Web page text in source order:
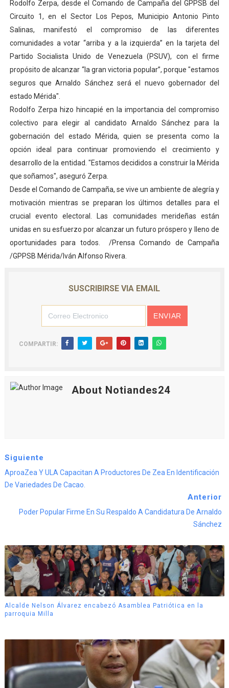
Dictan MasterClass en el marco del Encuentro LAGO
Campo Elías avanza con plan de asfaltado
Encuentro estadal fortalece la coordinación de
Gobernador Arnaldo Sánchez apadrina a más de 993
Plan Quirúrgico Regional llega a Pueblo Llano con la
Rodolfo Zerpa, desde el Comando de Campaña del GPPSB del
Circuito 1, en el Sector Los Pepos, Municipio Antonio Pinto
Salinas, manifestó el compromiso de las diferentes
comunidades a votar “arriba y a la izquierda” en la tarjeta del
Partido Socialista Unido de Venezuela (PSUV), con el firme
propósito de alcanzar “la gran victoria popular”, porque "estamos
seguros que Arnaldo Sánchez será el nuevo gobernador del
estado Mérida".
Rodolfo Zerpa hizo hincapié en la importancia del compromiso
colectivo para elegir al candidato Arnaldo Sánchez para la
gobernación del estado Mérida, quien se presenta como la
opción ideal para continuar promoviendo el crecimiento y
desarrollo de la entidad. "Estamos decididos a construir la Mérida
que soñamos", aseguró Zerpa.
Desde el Comando de Campaña, se vive un ambiente de alegría y
motivación mientras se preparan los últimos detalles para el
crucial evento electoral. Las comunidades merideñas están
unidas en su esfuerzo por alcanzar un futuro próspero y lleno de
oportunidades para todos. /Prensa Comando de Campaña
/GPPSB Mérida/Iván Alfonso Rivera.
SUSCRIBIRSE VIA EMAIL
COMPARTIR:
About Notiandes24
Siguiente
AproaZea Y ULA Capacitan A Productores De Zea En Identificación
De Variedades De Cacao.
Anterior
Poder Popular Firme En Su Respaldo A Candidatura De Arnaldo
Sánchez
Alcalde Nelson Álvarez encabezó Asamblea Patriótica en la
parroquia Milla